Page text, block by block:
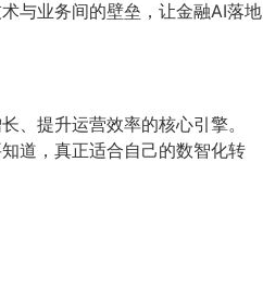
与业务间的壁垒，让金融AI落地
、提升运营效率的核心引擎。
道，真正适合自己的数智化转